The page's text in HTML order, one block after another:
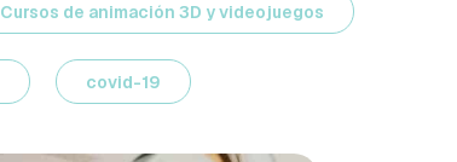
Cursos de animación 3D y videojuegos
covid-19